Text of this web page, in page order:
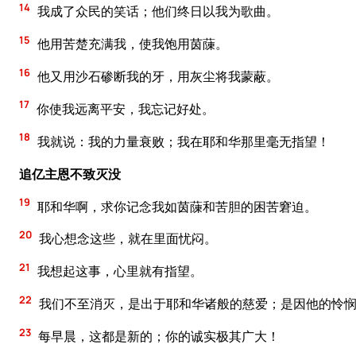
14 我成了众民的笑话；他们终日以我为歌曲。
15 他用苦楚充满我，使我饱用茵蔯。
16 他又用沙石碜断我的牙，用灰尘将我蒙蔽。
17 你使我远离平安，我忘记好处。
18 我就说：我的力量衰败；我在耶和华那里毫无指望！
追亿主恩不致灭没
19 耶和华啊，求你记念我如茵蔯和苦胆的困苦窘迫。
20 我心想念这些，就在里面忧闷。
21 我想起这事，心里就有指望。
22 我们不至消灭，是出于耶和华诸般的慈爱；是因他的怜悯
23 每早晨，这都是新的；你的诚实极其广大！